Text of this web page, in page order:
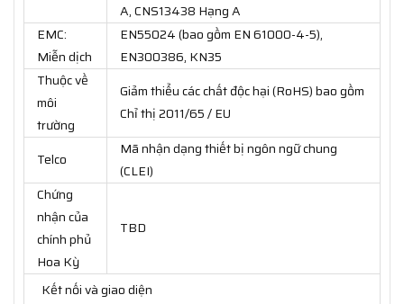
A, CNS13438 Hạng A
EMC:
Miễn dịch
EN55024 (bao gồm EN 61000-4-5),
EN300386, KN35
Thuộc về
môi
trường
Giảm thiểu các chất độc hại (RoHS) bao gồm
Chỉ thị 2011/65 / EU
Telco
Mã nhận dạng thiết bị ngôn ngữ chung
(CLEI)
Chứng
nhận của
chính phủ
Hoa Kỳ
TBD
Kết nối và giao diện